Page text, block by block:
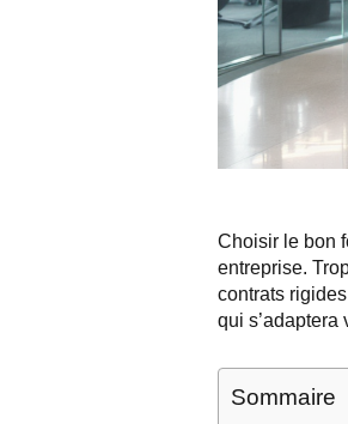
Choisir le bon
entreprise.
contrats
qui
Sommaire